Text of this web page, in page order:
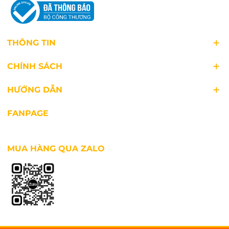
THÔNG TIN
CHÍNH SÁCH
HƯỚNG DẪN
FANPAGE
MUA HÀNG QUA ZALO